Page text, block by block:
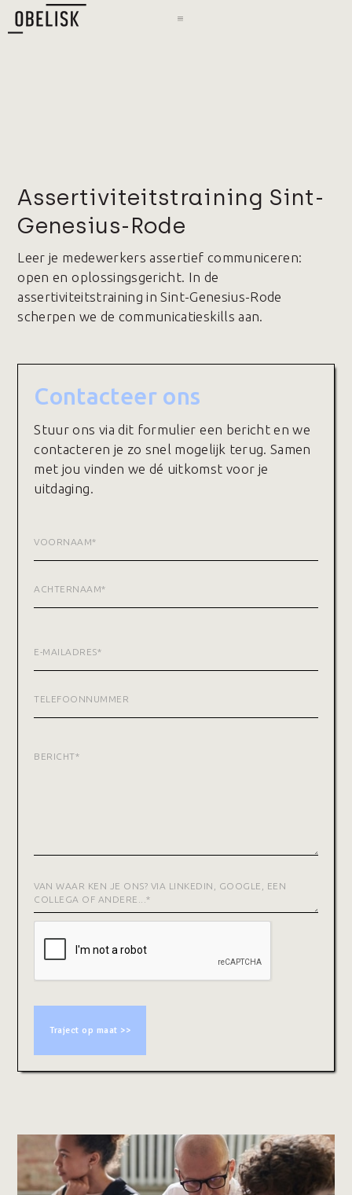
Assertiviteitstraining Sint-
Genesius-Rode
Leer je medewerkers assertief communiceren:
open en oplossingsgericht. In de
assertiviteitstraining in Sint-Genesius-Rode
scherpen we de communicatieskills aan.
Contacteer ons
Stuur ons via dit formulier een bericht en we
contacteren je zo snel mogelijk terug. Samen
met jou vinden we dé uitkomst voor je
uitdaging.